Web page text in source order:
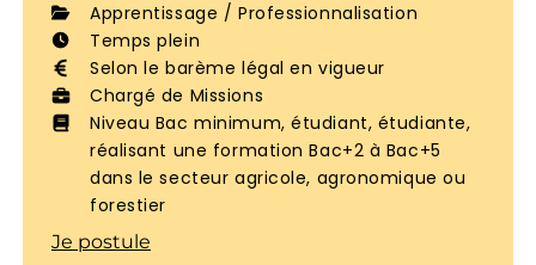
Apprentissage / Professionnalisation
Temps plein
Selon le barème légal en vigueur
Chargé de Missions
Niveau Bac minimum, étudiant, étudiante,
réalisant une formation Bac+2 à Bac+5
dans le secteur agricole, agronomique ou
forestier
Je postule